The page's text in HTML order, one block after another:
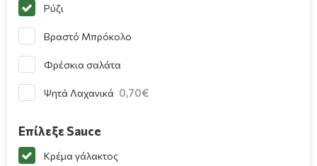
Ρύζι
Βραστό Μπρόκολο
Φρέσκια σαλάτα
Ψητά Λαχανικά 0,70
Επίλεξε Sauce
Κρέμα γάλακτος